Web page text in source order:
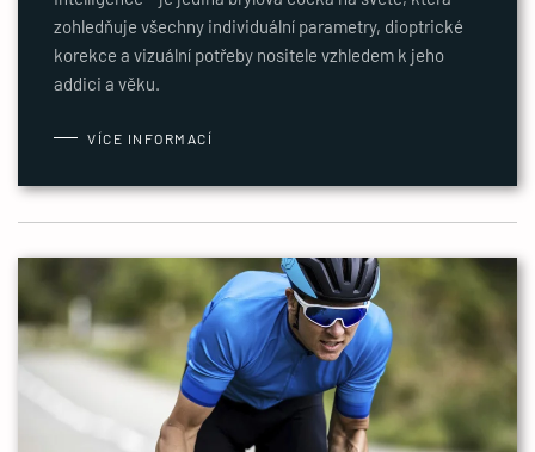
zohledňuje všechny individuální parametry, dioptrické
korekce a vizuální potřeby nositele vzhledem k jeho
addici a věku.
VÍCE INFORMACÍ